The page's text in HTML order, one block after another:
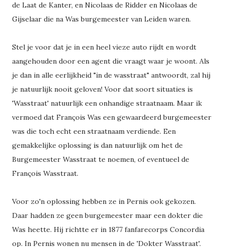
de Laat de Kanter, en Nicolaas de Ridder en Nicolaas de
Gijselaar die na Was burgemeester van Leiden waren.
Stel je voor dat je in een heel vieze auto rijdt en wordt
aangehouden door een agent die vraagt waar je woont. Als
je dan in alle eerlijkheid "in de wasstraat" antwoordt, zal hij
je natuurlijk nooit geloven! Voor dat soort situaties is
'Wasstraat' natuurlijk een onhandige straatnaam. Maar ik
vermoed dat François Was een gewaardeerd burgemeester
was die toch echt een straatnaam verdiende. Een
gemakkelijke oplossing is dan natuurlijk om het de
Burgemeester Wasstraat te noemen, of eventueel de
François Wasstraat.
Voor zo'n oplossing hebben ze in Pernis ook gekozen.
Daar hadden ze geen burgemeester maar een dokter die
Was heette. Hij richtte er in 1877 fanfarecorps Concordia
op. In Pernis wonen nu mensen in de 'Dokter Wasstraat'.